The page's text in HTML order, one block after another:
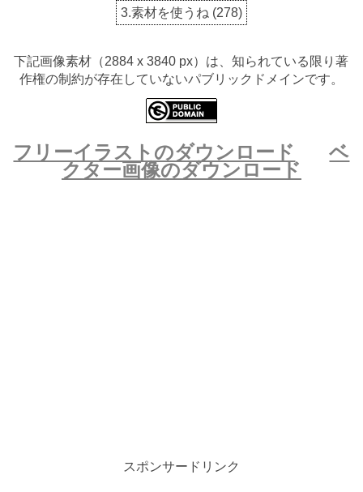
3.素材を使うね (278)
下記画像素材（2884 x 3840 px）は、知られている限り著
作権の制約が存在していないパブリックドメインです。
フリーイラストのダウンロード
ベ
クター画像のダウンロード
スポンサードリンク